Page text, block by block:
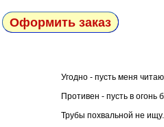
Оформить заказ
Угодно - пусть меня
Противен - пусть в огонь
Трубы похвальной не ищу.